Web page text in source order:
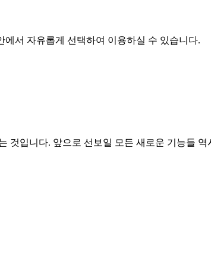
서 자유롭게 선택하여 이용하실 수 있습니다.
것입니다. 앞으로 선보일 모든 새로운 기능들